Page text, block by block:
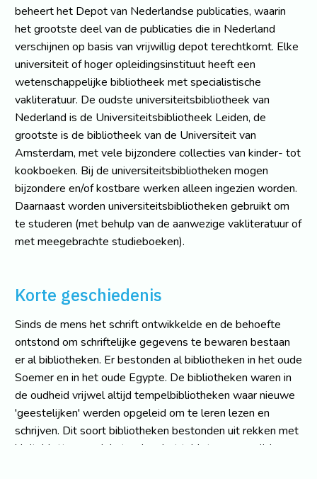
beheert het Depot van Nederlandse publicaties, waarin
het grootste deel van de publicaties die in Nederland
verschijnen op basis van vrijwillig depot terechtkomt. Elke
universiteit of hoger opleidingsinstituut heeft een
wetenschappelijke bibliotheek met specialistische
vakliteratuur. De oudste universiteitsbibliotheek van
Nederland is de Universiteitsbibliotheek Leiden, de
grootste is de bibliotheek van de Universiteit van
Amsterdam, met vele bijzondere collecties van kinder- tot
kookboeken. Bij de universiteitsbibliotheken mogen
bijzondere en/of kostbare werken alleen ingezien worden.
Daarnaast worden universiteitsbibliotheken gebruikt om
te studeren (met behulp van de aanwezige vakliteratuur of
met meegebrachte studieboeken).
Korte geschiedenis
Sinds de mens het schrift ontwikkelde en de behoefte
ontstond om schriftelijke gegevens te bewaren bestaan
er al bibliotheken. Er bestonden al bibliotheken in het oude
Soemer en in het oude Egypte. De bibliotheken waren in
de oudheid vrijwel altijd tempelbibliotheken waar nieuwe
'geestelijken' werden opgeleid om te leren lezen en
schrijven. Dit soort bibliotheken bestonden uit rekken met
kleitabletten, veelal stond op het tablet een verwijzing